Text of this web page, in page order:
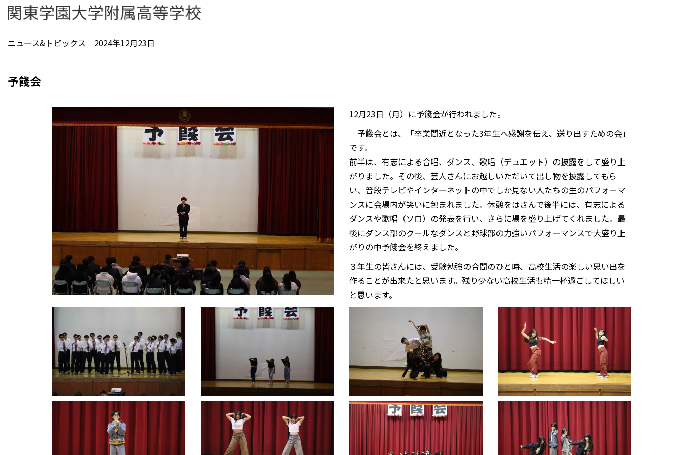
ニュース&トピックス 2024年12月23日
予餞会
12月23日（月）に予餞会が行われました。
予餞会とは、「卒業間近となった3年生へ感謝を伝え、送り出すための会」
です。
前半は、有志による合唱、ダンス、歌唱（デュエット）の披露をして盛り上
がりました。その後、芸人さんにお越しいただいて出し物を披露してもら
い、普段テレビやインターネットの中でしか見ない人たちの生のパフォーマ
ンスに会場内が笑いに包まれました。休憩をはさんで後半には、有志による
ダンスや歌唱（ソロ）の発表を行い、さらに場を盛り上げてくれました。最
後にダンス部のクールなダンスと野球部の力強いパフォーマンスで大盛り上
がりの中予餞会を終えました。
３年生の皆さんには、受験勉強の合間のひと時、高校生活の楽しい思い出を
作ることが出来たと思います。残り少ない高校生活も精一杯過ごしてほしい
と思います。